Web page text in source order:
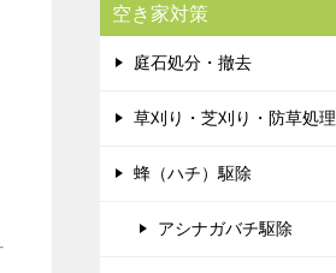
空き家対策
庭石処分・撤去
草刈り・芝刈り・防草処理
蜂（ハチ）駆除
アシナガバチ駆除